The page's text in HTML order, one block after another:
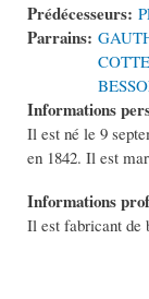
Prédécesseurs:
Parrains:
Informations
Il est né le 9
en 1842. Il est
Informations
Il est fabricant de